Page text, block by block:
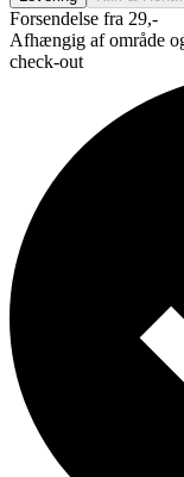
Forsendelse fra 29,-
Afhængig af område
check-out